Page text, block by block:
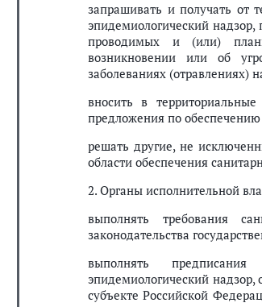
запрашивать и получать от
эпидемиологический
проводимых и (или)
возникновении или об
заболеваниях (отравлениях)
вносить в
предложения по обеспечению
решать другие, не
области обеспечения
2. Органы исполнительной
выполнять требования
законодательства
выполнять предписания
эпидемиологический
субъекте Российской